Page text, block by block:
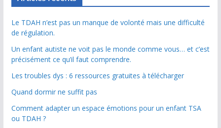
Le TDAH n’est pas un manque de volonté mais une difficulté
de régulation.
Un enfant autiste ne voit pas le monde comme vous… et c’est
précisément ce qu’il faut comprendre.
Les troubles dys : 6 ressources gratuites à télécharger
Quand dormir ne suffit pas
Comment adapter un espace émotions pour un enfant TSA
ou TDAH ?